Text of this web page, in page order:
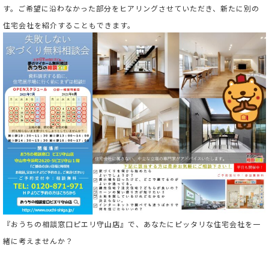
す。ご希望に沿わなかった部分をヒアリングさせていただき、新たに別の
住宅会社を紹介することもできます。
『おうちの相談窓口ピエリ守山店』で、あなたにピッタリな住宅会社を一
緒に考えませんか？